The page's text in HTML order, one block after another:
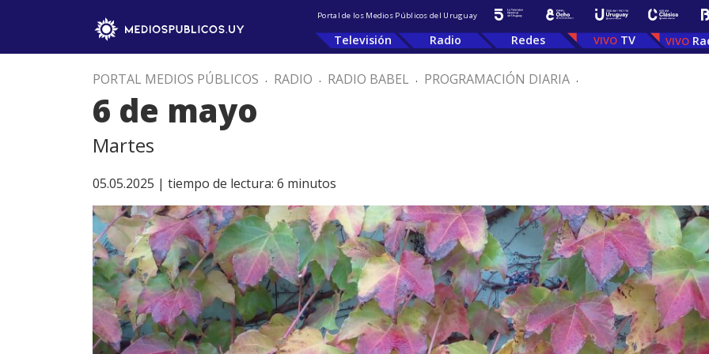
Portal de los Medios Públicos del Uruguay
Televisión Radio Redes TV
PORTAL MEDIOS PÚBLICOS . RADIO . RADIO BABEL . PROGRAMACIÓN DIARIA .
6 de mayo
Martes
05.05.2025 | tiempo de lectura: 6 minutos